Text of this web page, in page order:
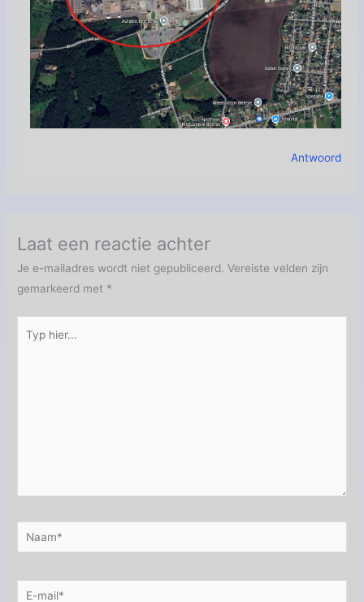
Antwoord
Laat een reactie achter
Je e-mailadres wordt niet gepubliceerd. Vereiste velden zijn
gemarkeerd met *
hier...
Naam*
E-